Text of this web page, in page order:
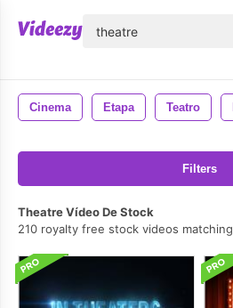
Cinema Etapa Teatro
Filters
Theatre Vídeo De Stock
210 royalty free stock videos matching